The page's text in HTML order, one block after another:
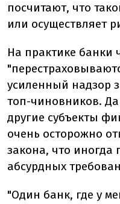
посчитают, что
или осуществляет
На практике банки
усиленный надзор
топ-чиновников.
другие субъекты
очень осторожно
закона, что иногда
абсурдных
"Один банк, где у